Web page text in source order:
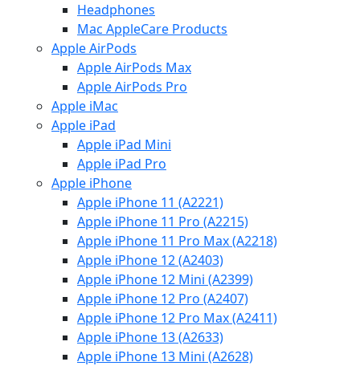
Headphones
Mac AppleCare Products
Apple AirPods
Apple AirPods Max
Apple AirPods Pro
Apple iMac
Apple iPad
Apple iPad Mini
Apple iPad Pro
Apple iPhone
Apple iPhone 11 (A2221)
Apple iPhone 11 Pro (A2215)
Apple iPhone 11 Pro Max (A2218)
Apple iPhone 12 (A2403)
Apple iPhone 12 Mini (A2399)
Apple iPhone 12 Pro (A2407)
Apple iPhone 12 Pro Max (A2411)
Apple iPhone 13 (A2633)
Apple iPhone 13 Mini (A2628)